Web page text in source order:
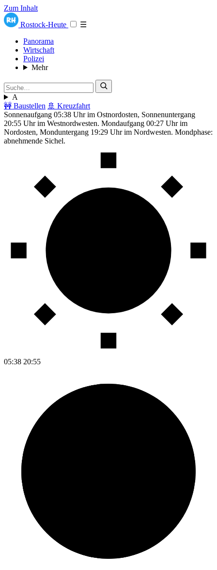
Zum Inhalt
Rostock-Heute
☰
Panorama
Wirtschaft
Polizei
Mehr
A
🚧 Baustellen 🚢 Kreuzfahrt
Sonnenaufgang 05:38 Uhr im Ostnordosten, Sonnenuntergang
20:55 Uhr im Westnordwesten. Mondaufgang 00:27 Uhr im
Nordosten, Monduntergang 19:29 Uhr im Nordwesten. Mondphase:
abnehmende Sichel.
05:38 20:55